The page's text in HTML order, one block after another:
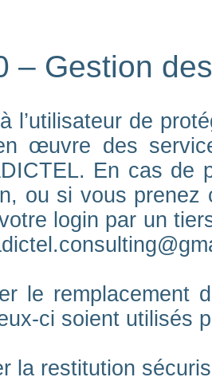
– Gestion
l’utilisateur de
œuvre des
En cas de
ou si vous prenez
login par un
le
ci soient utilisés
la restitution